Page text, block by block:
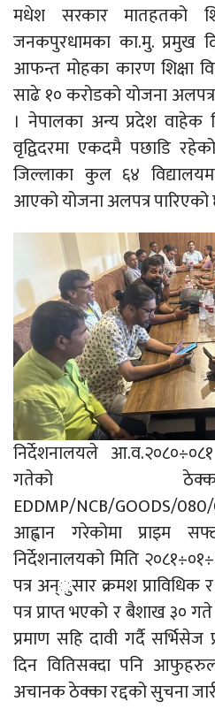
मधेश सरकार मातहतको
जनकपुरधामका का.मु. प्रमुख
आफन्त मोहका कारण शिक्षा
साढे १० करोडको योजना
। नेपालका अन्य प्रदेश वाहेक
वृद्विदरमा एकदमै पछाडि
जिल्लाका कुल ६४
आएको योजना अलपत्र पारिएको
निर्देशनालयले
गतेको
EDDMP/NCB/GOODS/
आह्वान गरेकोमा प्राइम
निर्देशनालयको मिति
पत्र अन्ुसार क्रमश प्राविधिक
पत्र प्राप्त भएको र बैशाख ३०
प्रमाण सहि दावी गर्दै सर्भिसेज
दिन वितिसक्दा पनि
अचानक ठेक्का रद्दको सुचना